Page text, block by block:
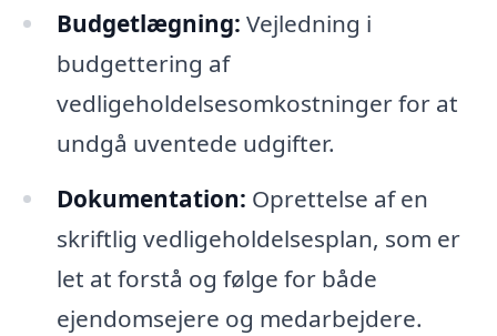
Budgetlægning: Vejledning i
budgettering af
vedligeholdelsesomkostninger for at
undgå uventede udgifter.
Dokumentation: Oprettelse af en
skriftlig vedligeholdelsesplan, som er
let at forstå og følge for både
ejendomsejere og medarbejdere.